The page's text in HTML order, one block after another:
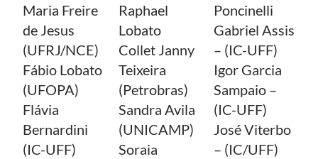
Maria Freire
de Jesus
(UFRJ/NCE)
Fábio Lobato
(UFOPA)
Flávia
Bernardini
(IC-UFF)
Raphael
Lobato
Collet Janny
Teixeira
(Petrobras)
Sandra Avila
(UNICAMP)
Soraia
Poncinelli
Gabriel Assis
– (IC-UFF)
Igor Garcia
Sampaio –
(IC-UFF)
José Viterbo
– (IC/UFF)